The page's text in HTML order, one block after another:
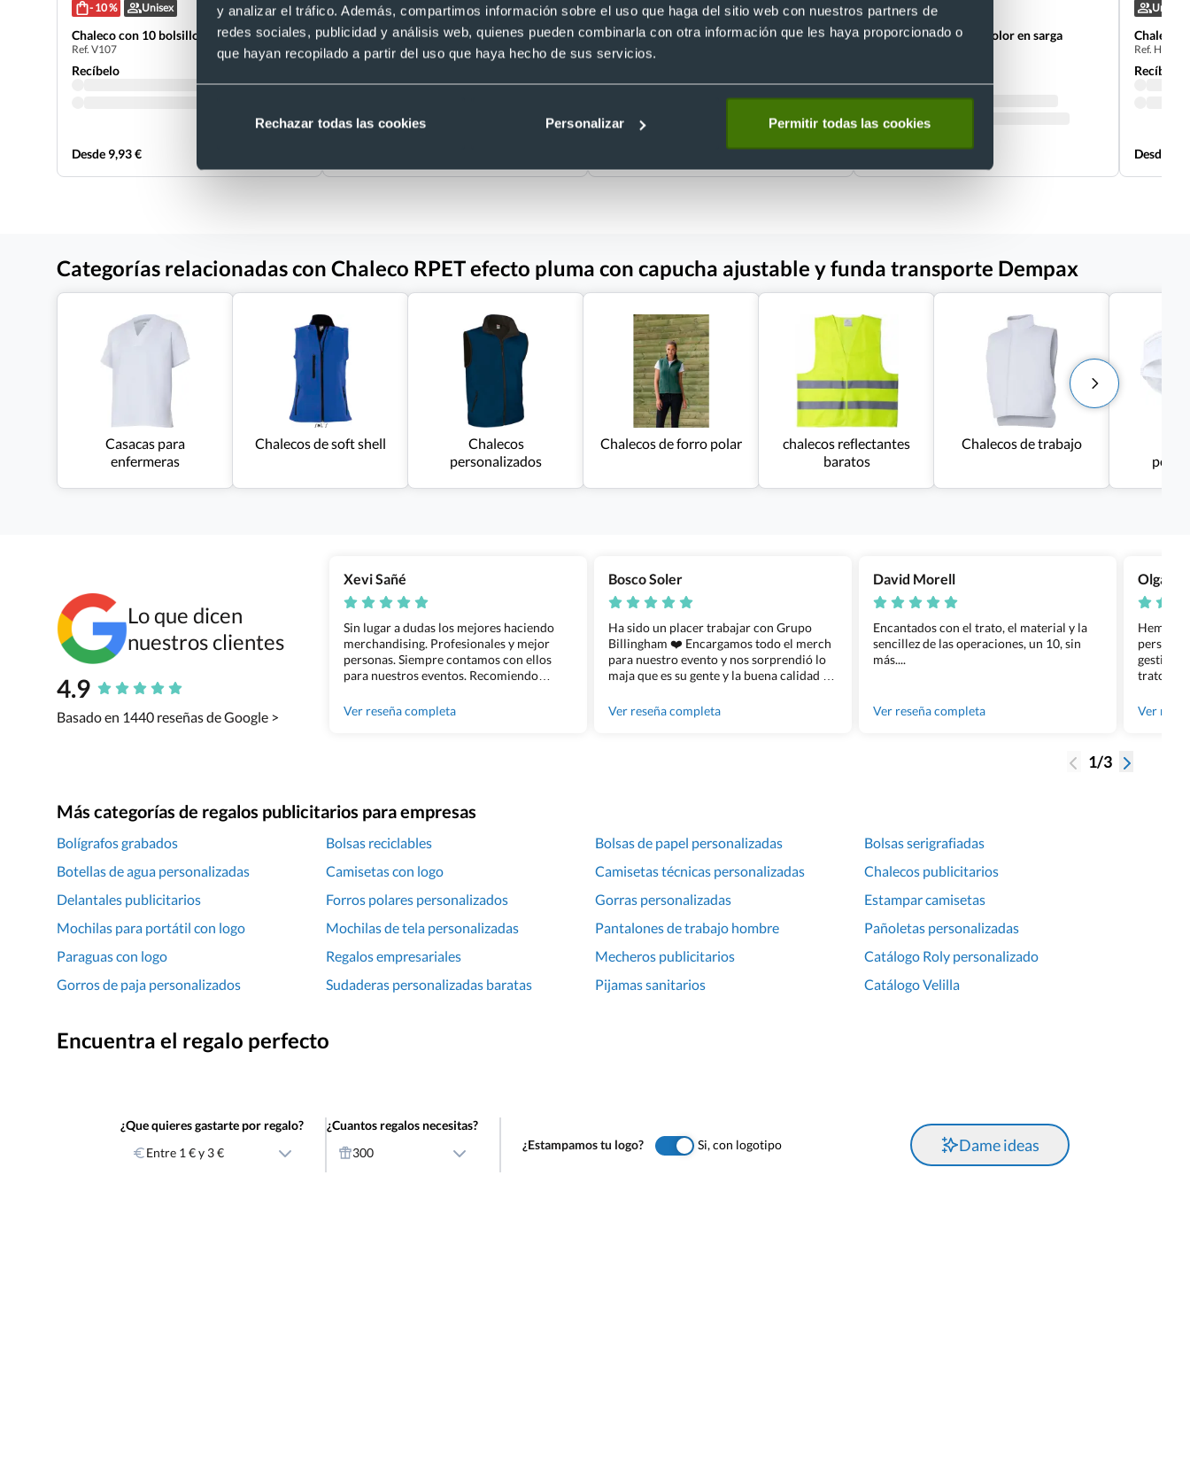
y analizar el tráfico. Además, compartimos información sobre el uso que haga del sitio web con nuestros partners de
redes sociales, publicidad y análisis web, quienes pueden combinarla con otra información que les haya proporcionado o
que hayan recopilado a partir del uso que haya hecho de sus servicios.
Rechazar todas las cookies Personalizar Permitir todas las cookies
- 10 % Unisex
Chaleco con 10 bolsillos Reporter Valento
Ref. V107
Recíbelo
Desde 9,93 €
Unisex
Chaleco de trabajo acolchado Velilla
Ref. W108
Unisex
Chaleco ambientes fríos Velilla
Ref. W255901
- 5 % Unisex
Chaleco acolchado bicolor en sarga
Recíbelo
Desde 11,54 €
Unisex
Chaleco
Ref. H5092
Recíbelo
Desde
Categorías relacionadas con Chaleco RPET efecto pluma con capucha ajustable y funda transporte Dempax
Casacas para
enfermeras
Chalecos de soft shell
Chalecos
personalizados
Chalecos de forro polar
chalecos reflectantes
baratos
Chalecos de trabajo
Lo que dicen
nuestros clientes
4.9
Basado en 1440 reseñas de Google >
Xevi Sañé
Sin lugar a dudas los mejores haciendo
merchandising. Profesionales y mejor
personas. Siempre contamos con ellos
para nuestros eventos. Recomiendo
Ver reseña completa
Bosco Soler
Ha sido un placer trabajar con Grupo
Billingham ❤️ Encargamos todo el merch
para nuestro evento y nos sorprendió lo
maja que es su gente y la buena calidad de
100% recomendado!!
Ver reseña completa
David Morell
Encantados con el trato, el material y la
sencillez de las operaciones, un 10, sin
más....
Ver reseña completa
Olga
Hemos
gestión
trato
gente
Ver
1/3
Más categorías de regalos publicitarios para empresas
Bolígrafos grabados Bolsas reciclables Bolsas de papel personalizadas
Bolsas serigrafiadas
Botellas de agua personalizadas
Camisetas con logo Camisetas técnicas personalizadas
Chalecos publicitarios
Delantales publicitarios
Forros polares personalizados Gorras personalizadas
Estampar camisetas
Mochilas para portátil con logo
Mochilas de tela personalizadas Pantalones de trabajo hombre
Pañoletas personalizadas
Paraguas con logo
Regalos empresariales Mecheros publicitarios
Catálogo Roly personalizado
Gorros de paja personalizados
Sudaderas personalizadas baratas Pijamas sanitarios Catálogo Velilla
Encuentra el regalo perfecto
¿Que quieres gastarte por regalo?
Entre 1 € y 3 €
¿Cuantos regalos necesitas?
300
¿Estampamos tu logo? Si, con logotipo Dame ideas